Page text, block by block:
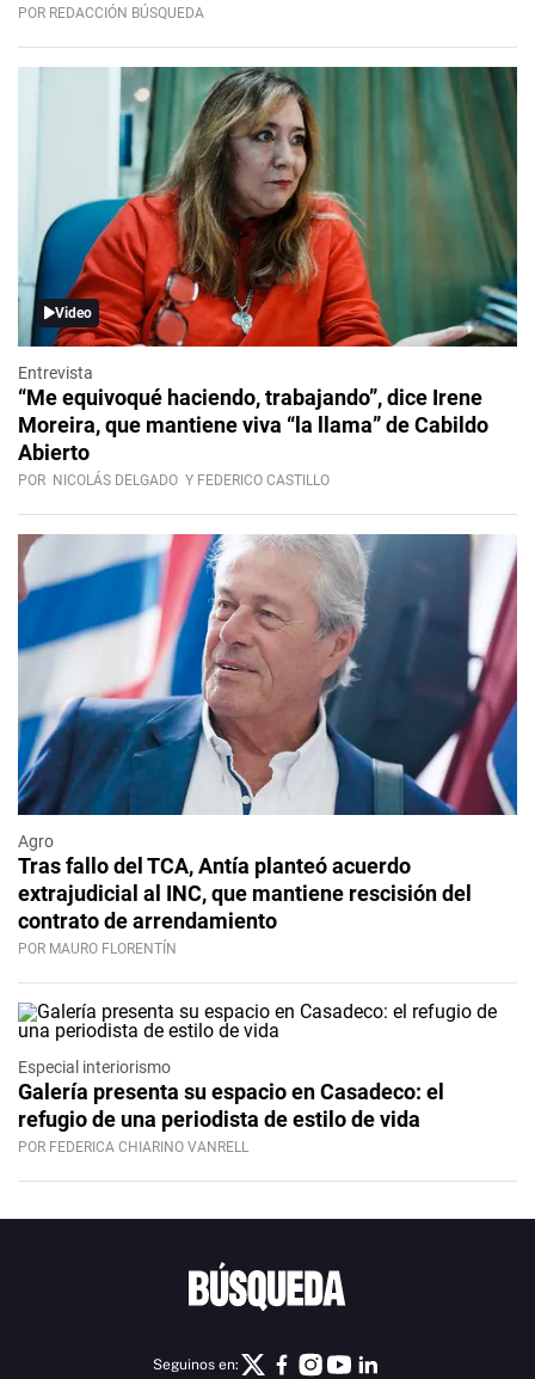
POR REDACCIÓN BÚSQUEDA
Video
Entrevista
“Me equivoqué haciendo, trabajando”, dice Irene
Moreira, que mantiene viva “la llama” de Cabildo
Abierto
POR NICOLÁS DELGADO Y FEDERICO CASTILLO
Agro
Tras fallo del TCA, Antía planteó acuerdo
extrajudicial al INC, que mantiene rescisión del
contrato de arrendamiento
POR MAURO FLORENTÍN
Especial interiorismo
Galería presenta su espacio en Casadeco: el
refugio de una periodista de estilo de vida
POR FEDERICA CHIARINO VANRELL
Seguinos en: